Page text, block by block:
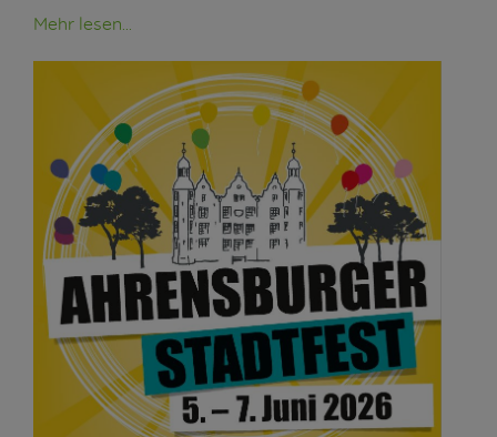
Mehr lesen...